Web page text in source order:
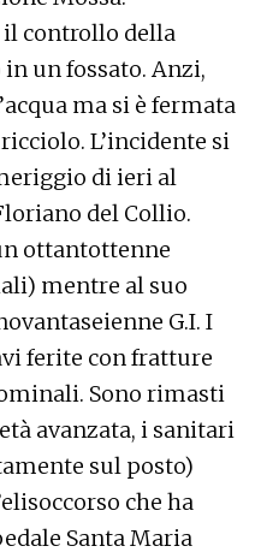
il controllo della
un fossato. Anzi,
ma si è fermata
L’incidente si
di ieri al
del Collio.
ottantottenne
mentre al suo
G.I. I
ferite con fratture
Sono rimasti
avanzata, i sanitari
sul posto)
che ha
Santa Maria